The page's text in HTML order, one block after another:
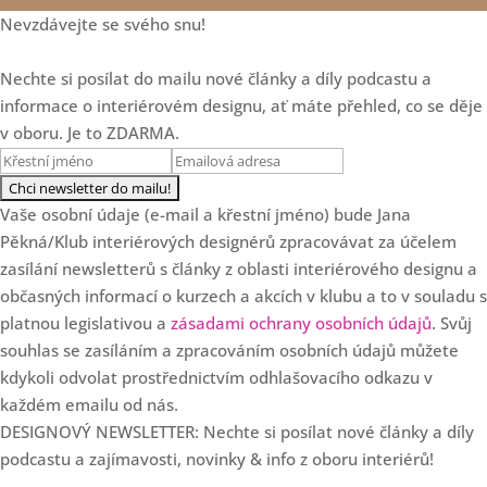
Jak navrhovat zodpovědně:
Mastermind skupina - vaše
tajná zbraň pro úspěch v roce
2026
Loading...
23:21
Další 3 zamyšlení o
cenotvorbě designéra
Loading...
3 chyby v cenotvorbě
interiérových designérů
Loading...
SPECIÁL: Klub slaví 7.
narozeniny!
Loading...
36:57
Od květinových dekorací k
luxusním projektům s Danielou
35:37
Nevzdávejte se svého snu!
Nechte si posílat do mailu nové články a díly podcastu a
informace o interiérovém designu, ať máte přehled, co se děje
v oboru. Je to ZDARMA.
Vaše osobní údaje (e-mail a křestní jméno) bude Jana
Pěkná/Klub interiérových designérů zpracovávat za účelem
zasílání newsletterů s články z oblasti interiérového designu a
občasných informací o kurzech a akcích v klubu a to v souladu s
platnou legislativou a zásadami ochrany osobních údajů. Svůj
souhlas se zasíláním a zpracováním osobních údajů můžete
kdykoli odvolat prostřednictvím odhlašovacího odkazu v
každém emailu od nás.
DESIGNOVÝ NEWSLETTER: Nechte si posílat nové články a díly
podcastu a zajímavosti, novinky & info z oboru interiérů!